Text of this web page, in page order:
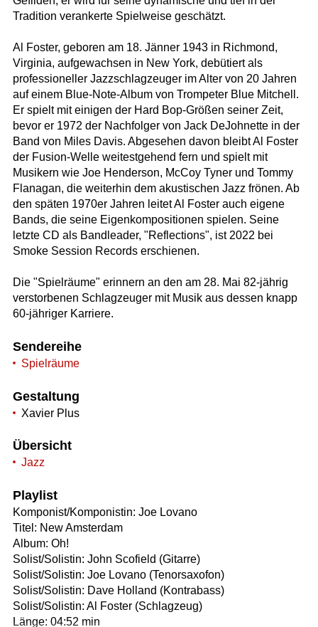
Tradition verankerte Spielweise geschätzt.
Al Foster, geboren am 18. Jänner 1943 in Richmond,
Virginia, aufgewachsen in New York, debütiert als
professioneller Jazzschlagzeuger im Alter von 20 Jahren
auf einem Blue-Note-Album von Trompeter Blue Mitchell.
Er spielt mit einigen der Hard Bop-Größen seiner Zeit,
bevor er 1972 der Nachfolger von Jack DeJohnette in der
Band von Miles Davis. Abgesehen davon bleibt Al Foster
der Fusion-Welle weitestgehend fern und spielt mit
Musikern wie Joe Henderson, McCoy Tyner und Tommy
Flanagan, die weiterhin dem akustischen Jazz frönen. Ab
den späten 1970er Jahren leitet Al Foster auch eigene
Bands, die seine Eigenkompositionen spielen. Seine
letzte CD als Bandleader, "Reflections", ist 2022 bei
Smoke Session Records erschienen.
Die "Spielräume" erinnern an den am 28. Mai 82-jährig
verstorbenen Schlagzeuger mit Musik aus dessen knapp
60-jähriger Karriere.
Sendereihe
Spielräume
Gestaltung
Xavier Plus
Übersicht
Jazz
Playlist
Komponist/Komponistin: Joe Lovano
Titel: New Amsterdam
Album: Oh!
Solist/Solistin: John Scofield (Gitarre)
Solist/Solistin: Joe Lovano (Tenorsaxofon)
Solist/Solistin: Dave Holland (Kontrabass)
Solist/Solistin: Al Foster (Schlagzeug)
Länge: 04:52 min